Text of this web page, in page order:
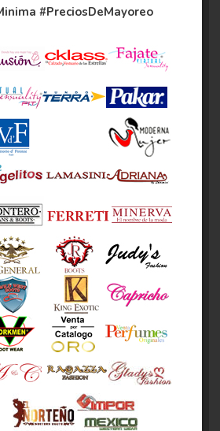
#PreciosDeMayoreo